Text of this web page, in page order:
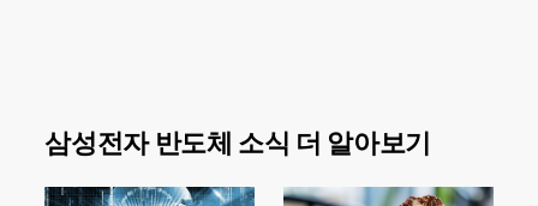
삼성전자 반도체 소식 더 알아보기